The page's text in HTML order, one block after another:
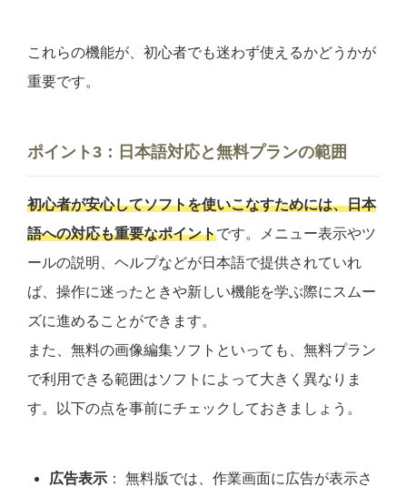
これらの機能が、初心者でも迷わず使えるかどうかが
重要です。
ポイント3：日本語対応と無料プランの範囲
初心者が安心してソフトを使いこなすためには、日本
語への対応も重要なポイントです。メニュー表示やツ
ールの説明、ヘルプなどが日本語で提供されていれ
ば、操作に迷ったときや新しい機能を学ぶ際にスムー
ズに進めることができます。
また、無料の画像編集ソフトといっても、無料プラン
で利用できる範囲はソフトによって大きく異なりま
す。以下の点を事前にチェックしておきましょう。
広告表示 ： 無料版では、作業画面に広告が表示さ